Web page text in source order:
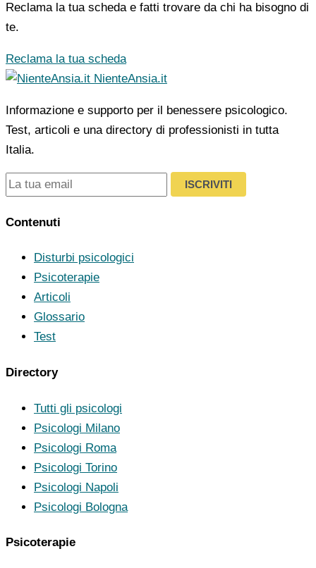
Reclama la tua scheda e fatti trovare da chi ha bisogno di
te.
Reclama la tua scheda
NienteAnsia.it
Informazione e supporto per il benessere psicologico.
Test, articoli e una directory di professionisti in tutta
Italia.
ISCRIVITI
Contenuti
Disturbi psicologici
Psicoterapie
Articoli
Glossario
Test
Directory
Tutti gli psicologi
Psicologi Milano
Psicologi Roma
Psicologi Torino
Psicologi Napoli
Psicologi Bologna
Psicoterapie